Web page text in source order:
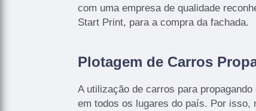
com uma empresa de qualidade
Start Print, para a compra da fachada.
Plotagem de Carros
A utilização de carros para
em todos os lugares do país. Por isso,